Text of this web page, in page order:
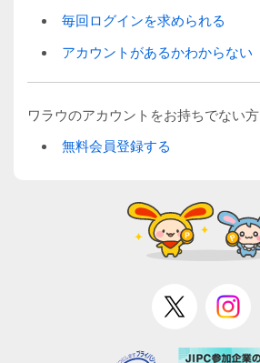
毎回ログインを求められる
アカウントがあるかわからない
ワラウのアカウントをお持ちでない方
無料会員登録する